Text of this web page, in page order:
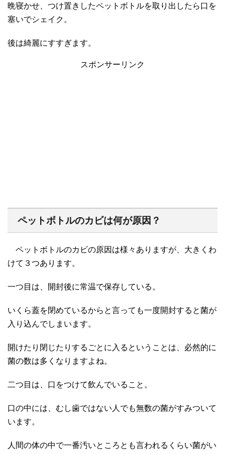
晩寝かせ、つけ置きしたペットボトルを取り出したら口を
塞いでシェイク。
後は綺麗にすすぎます。
スポンサーリンク
ペットボトルのカビは何が原因？
ペットボトルのカビの原因は様々ありますが、大きくわ
けて３つあります。
一つ目は、開封後に常温で保存している。
いくら蓋を閉めているからと言っても一度開封すると菌が
入り込んでしまいます。
開けたり閉じたりするごとに入るということは、必然的に
菌の数は多くなりますよね。
二つ目は、口をつけて飲んでいること。
口の中には、むし歯ではない人でも無数の菌がすみついて
います。
人間の体の中で一番汚いところとも言われるくらい菌がい